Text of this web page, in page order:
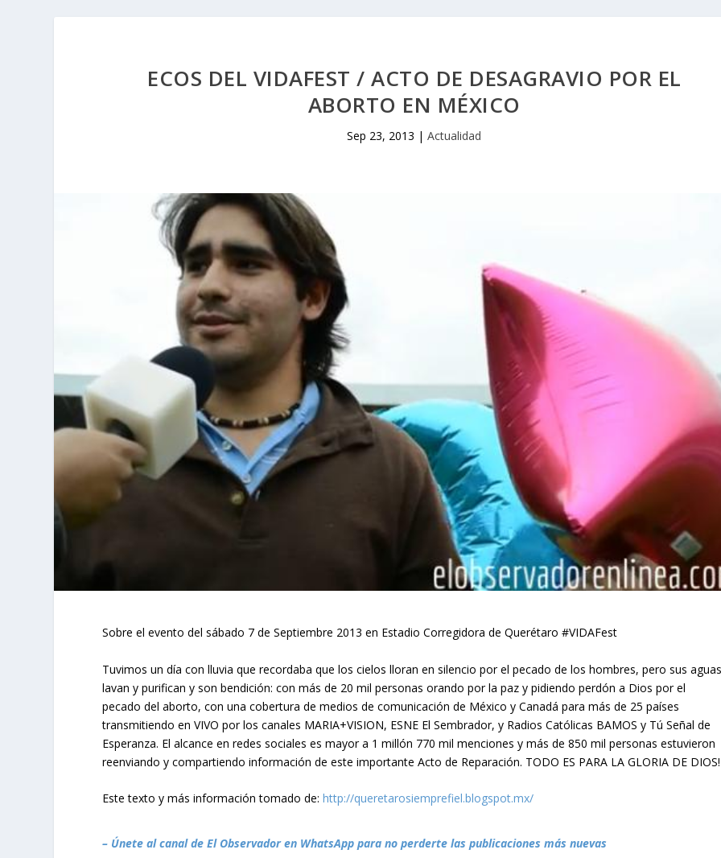
ECOS DEL VIDAFEST / ACTO DE DESAGRAVIO POR EL
ABORTO EN MÉXICO
Sep 23, 2013 |Actualidad
Sobre el evento del sábado 7 de Septiembre 2013 en Estadio Corregidora de Querétaro #VIDAFest
Tuvimos un día con lluvia que recordaba que los cielos lloran en silencio por el pecado de los hombres, pero sus aguas
lavan y purifican y son bendición: con más de 20 mil personas orando por la paz y pidiendo perdón a Dios por el
pecado del aborto, con una cobertura de medios de comunicación de México y Canadá para más de 25 países
transmitiendo en VIVO por los canales MARIA+VISION, ESNE El Sembrador, y Radios Católicas BAMOS y Tú Señal de
Esperanza. El alcance en redes sociales es mayor a 1 millón 770 mil menciones y más de 850 mil personas estuvieron
reenviando y compartiendo información de este importante Acto de Reparación. TODO ES PARA LA GLORIA DE DIOS!
Este texto y más información tomado de:http://queretarosiemprefiel.blogspot.mx/
– Únete al canal de El Observador en WhatsApp para no perderte las publicaciones más nuevas